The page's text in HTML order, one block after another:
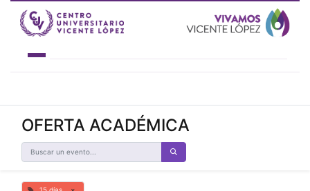
INSTITUCIONAL
ACADEMIA 4.0
ESTUDIANTES
NOVEDADES
CONTACTO
OFERTA ACADÉMICA